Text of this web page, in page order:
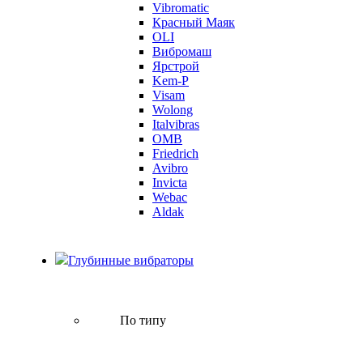
Vibromatic
Красный Маяк
OLI
Вибромаш
Ярстрой
Kem-P
Visam
Wolong
Italvibras
OMB
Friedrich
Avibro
Invicta
Webac
Aldak
Глубинные вибраторы
По типу